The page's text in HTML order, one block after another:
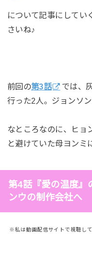
について記事にしてい
さいね♪
前回の第3話
では、
行った2人。ジョンソ
なところなのに、ヒョ
と避けていた母ヨンミ
第4話『愛の温度』
ンウの制作会社へ
※私は動画配信サイトで視聴し